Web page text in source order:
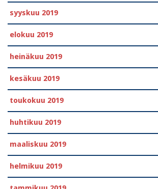
syyskuu 2019
elokuu 2019
heinäkuu 2019
kesäkuu 2019
toukokuu 2019
huhtikuu 2019
maaliskuu 2019
helmikuu 2019